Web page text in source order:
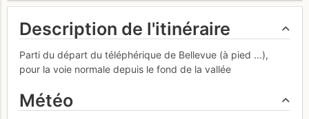
Description de l'itinéraire
Parti du départ du téléphérique de Bellevue (à pied ...),
pour la voie normale depuis le fond de la vallée
Météo